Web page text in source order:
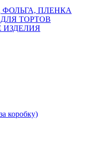
ФОЛЬГА, ПЛЕНКА
ТОРТОВ
ИЗДЕЛИЯ
коробку)